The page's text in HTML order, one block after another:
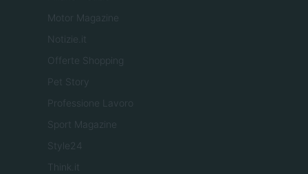
Motor Magazine
Notizie.it
Offerte Shopping
Pet Story
Professione Lavoro
Sport Magazine
Style24
Think.it